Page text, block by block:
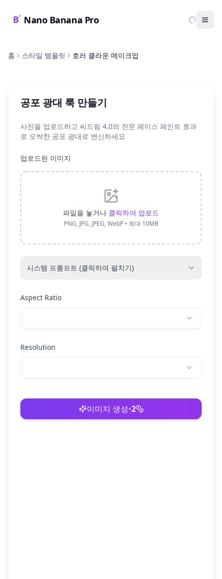
Nano Banana Pro
홈 스타일 템플릿 호러 클라운 메이크업
공포 광대 룩 만들기
사진을 업로드하고 씨드림 4.0의 전문 페이스 페인트 효과
로 오싹한 공포 광대로 변신하세요
업로드된 이미지
파일을 놓거나 클릭하여 업로드
PNG, JPG, JPEG, WebP • 최대 10MB
시스템 프롬프트 (클릭하여 펼치기)
Aspect Ratio
Resolution
이미지 생성•2